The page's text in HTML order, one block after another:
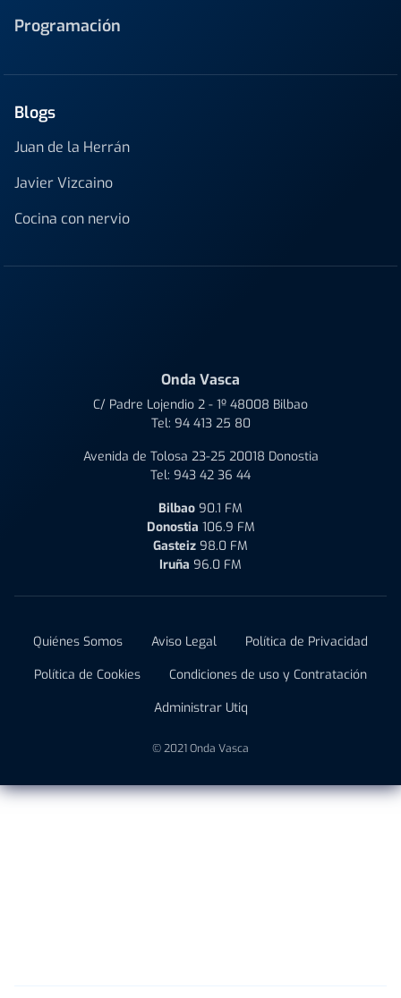
Programación
Blogs
Juan de la Herrán
Javier Vizcaino
Cocina con nervio
Onda Vasca
C/ Padre Lojendio 2 - 1º 48008 Bilbao
Tel: 94 413 25 80
Avenida de Tolosa 23-25 20018 Donostia
Tel: 943 42 36 44
Bilbao 90.1 FM
Donostia 106.9 FM
Gasteiz 98.0 FM
Iruña 96.0 FM
Quiénes Somos Aviso Legal
Política de Privacidad
Política de Cookies
Condiciones de uso y Contratación
Administrar Utiq
© 2021 Onda Vasca